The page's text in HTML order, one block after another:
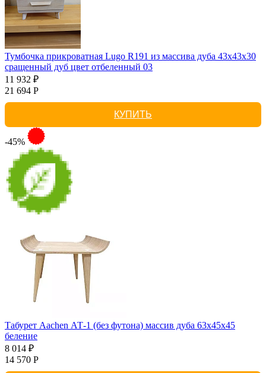
Тумбочка прикроватная Lugo R191 из массива дуба 43х43х30
сращенный дуб цвет отбеленный 03
11 932 ₽
21 694 Р
КУПИТЬ
-45%
Табурет Aachen АТ-1 (без футона) массив дуба 63х45х45
беление
8 014 ₽
14 570 Р